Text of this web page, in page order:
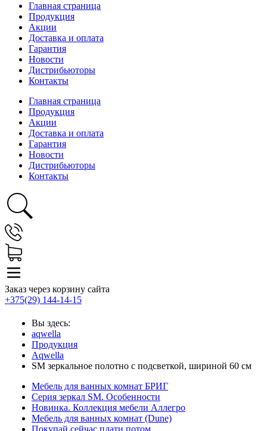
Главная страница
Продукция
Акции
Доставка и оплата
Гарантия
Новости
Дистрибьюторы
Контакты
Главная страница
Продукция
Акции
Доставка и оплата
Гарантия
Новости
Дистрибьюторы
Контакты
Заказ через корзину сайта
+375(29) 144-14-15
Вы здесь:
aqwella
Продукция
Aqwella
SM зеркальное полотно с подсветкой, шириной 60 см
Мебель для ванных комнат БРИГ
Серия зеркал SM. Особенности
Новинка. Коллекция мебели Аллегро
Мебель для ванных комнат (Dune)
Покупай сейчас плати потом